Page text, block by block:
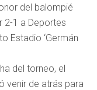
del balompié
2-1 a Deportes
Estadio ‘Germán
del torneo, el
venir de atrás para